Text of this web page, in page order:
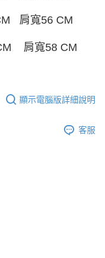
肩寬56 CM
肩寬58 CM
顯示電腦版詳細說明
客服